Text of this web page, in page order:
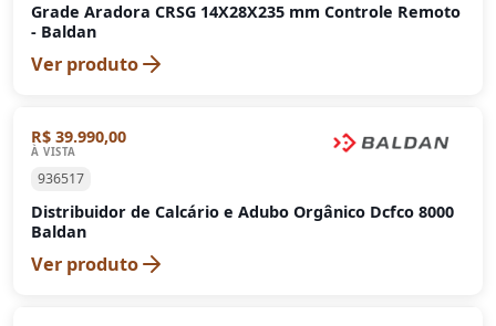
Grade Aradora CRSG 14X28X235 mm Controle Remoto
- Baldan
Ver produto
R$ 39.990,00
À VISTA
936517
Distribuidor de Calcário e Adubo Orgânico Dcfco 8000
Baldan
Ver produto